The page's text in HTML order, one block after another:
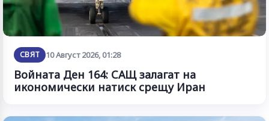
СВЯТ 10 Август 2026, 01:28
Войната Ден 164: САЩ залагат на
икономически натиск срещу Иран